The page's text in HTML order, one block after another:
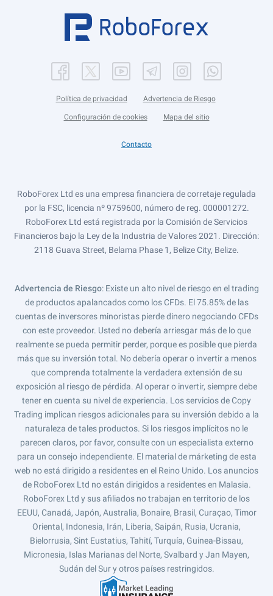
Política de privacidad Advertencia de Riesgo
Configuración de cookies Mapa del sitio
Contacto
RoboForex Ltd es una empresa financiera de corretaje regulada
por la FSC, licencia nº 9759600, número de reg. 000001272.
RoboForex Ltd está registrada por la Comisión de Servicios
Financieros bajo la Ley de la Industria de Valores 2021. Dirección:
2118 Guava Street, Belama Phase 1, Belize City, Belize.
Advertencia de Riesgo: Existe un alto nivel de riesgo en el trading
de productos apalancados como los CFDs. El 75.85% de las
cuentas de inversores minoristas pierde dinero negociando CFDs
con este proveedor. Usted no debería arriesgar más de lo que
realmente se pueda permitir perder, porque es posible que pierda
más que su inversión total. No debería operar o invertir a menos
que comprenda totalmente la verdadera extensión de su
exposición al riesgo de pérdida. Al operar o invertir, siempre debe
tener en cuenta su nivel de experiencia. Los servicios de Copy
Trading implican riesgos adicionales para su inversión debido a la
naturaleza de tales productos. Si los riesgos implícitos no le
parecen claros, por favor, consulte con un especialista externo
para un consejo independiente. El material de márketing de esta
web no está dirigido a residentes en el Reino Unido. Los anuncios
de RoboForex Ltd no están dirigidos a residentes en Malasia.
RoboForex Ltd y sus afiliados no trabajan en territorio de los
EEUU, Canadá, Japón, Australia, Bonaire, Brasil, Curaçao, Timor
Oriental, Indonesia, Irán, Liberia, Saipán, Rusia, Ucrania,
Bielorrusia, Sint Eustatius, Tahití, Turquía, Guinea-Bissau,
Micronesia, Islas Marianas del Norte, Svalbard y Jan Mayen,
Sudán del Sur y otros países restringidos.